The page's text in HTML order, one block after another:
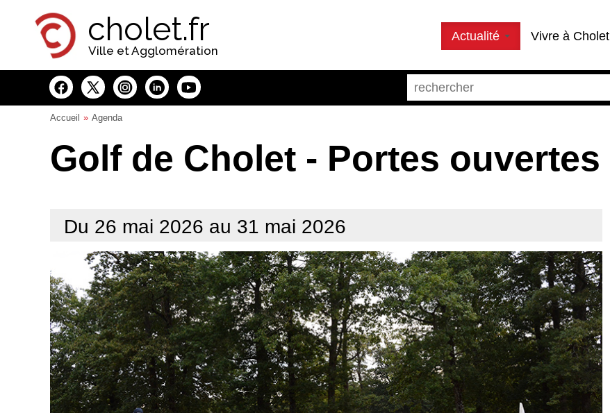
cholet.fr
Ville et Agglomération
Actualité Vivre à Cholet
Accueil Agenda
Golf de Cholet - Portes ouvertes
Du 26 mai 2026 au 31 mai 2026